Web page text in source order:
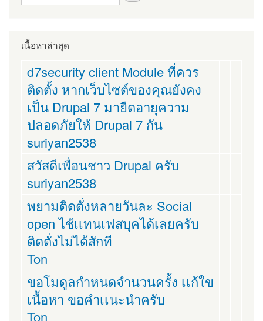
เนื้อหาล่าสุด
d7security client Module ที่ควร
ติดตั้ง หากเว็บไซต์ของคุณยังคง
เป็น Drupal 7 มายืดอายุความ
ปลอดภัยให้ Drupal 7 กัน
suriyan2538
สวัสดีเพื่อนชาว Drupal ครับ
suriyan2538
พยามติดตั่งหลายวันละ Social
open ไช้เเทนเฟสบุคได้เลยครับ
ติดตั่งไม่ได้สักที
Ton
ขอโมดูลกำหนดจำนวนครั้ง เเก้ใข
เนื้อหา ขอคำเเนะนำครับ
Ton